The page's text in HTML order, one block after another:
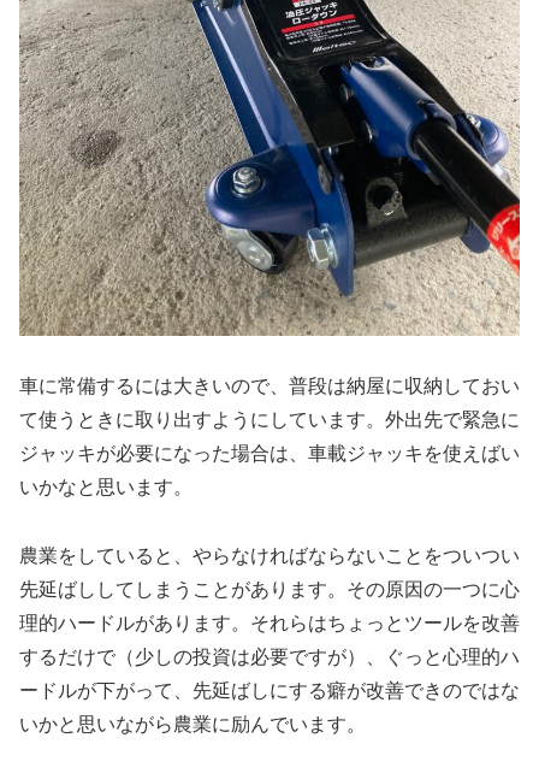
車に常備するには大きいので、普段は納屋に収納しておい
て使うときに取り出すようにしています。外出先で緊急に
ジャッキが必要になった場合は、車載ジャッキを使えばい
いかなと思います。
農業をしていると、やらなければならないことをついつい
先延ばししてしまうことがあります。その原因の一つに心
理的ハードルがあります。それらはちょっとツールを改善
するだけで（少しの投資は必要ですが）、ぐっと心理的ハ
ードルが下がって、先延ばしにする癖が改善できのではな
いかと思いながら農業に励んでいます。